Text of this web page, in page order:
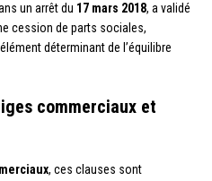
un arrêt du 17 mars 2018, a validé
cession de parts sociales,
déterminant de l’équilibre
commerciaux et
, ces clauses sont